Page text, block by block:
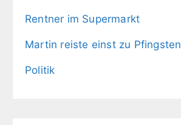
Rentner im Supermarkt
Martin reiste einst zu Pfingsten
Politik